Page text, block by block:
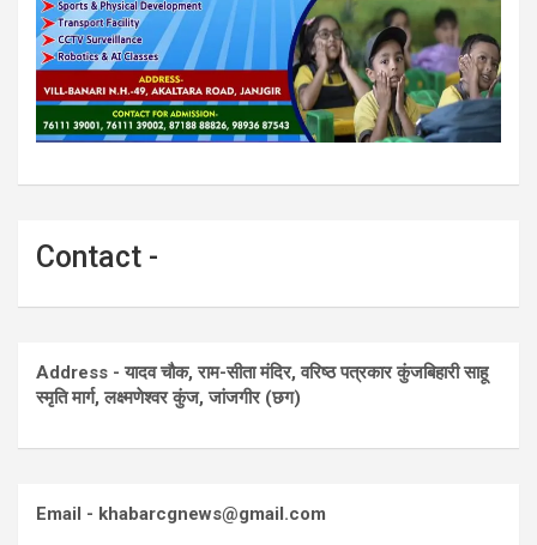
Contact -
Address - यादव चौक, राम-सीता मंदिर, वरिष्ठ पत्रकार कुंजबिहारी साहू
स्मृति मार्ग, लक्ष्मणेश्वर कुंज, जांजगीर (छग)
Email - khabarcgnews@gmail.com